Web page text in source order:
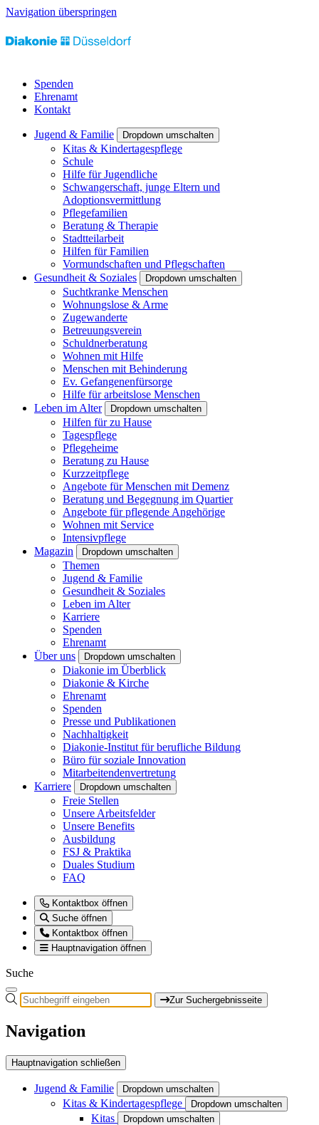
Navigation überspringen
Spenden
Ehrenamt
Kontakt
Jugend & Familie Dropdown umschalten
Kitas & Kindertagespflege
Schule
Hilfe für Jugendliche
Schwangerschaft, junge Eltern und
Adoptionsvermittlung
Pflegefamilien
Beratung & Therapie
Stadtteilarbeit
Hilfen für Familien
Vormundschaften und Pflegschaften
Gesundheit & Soziales
Dropdown umschalten
Suchtkranke Menschen
Wohnungslose & Arme
Zugewanderte
Betreuungsverein
Schuldnerberatung
Wohnen mit Hilfe
Menschen mit Behinderung
Ev. Gefangenenfürsorge
Hilfe für arbeitslose Menschen
Leben im Alter
Dropdown umschalten
Hilfen für zu Hause
Tagespflege
Pflegeheime
Beratung zu Hause
Kurzzeitpflege
Angebote für Menschen mit Demenz
Beratung und Begegnung im Quartier
Angebote für pflegende Angehörige
Wohnen mit Service
Intensivpflege
Magazin
Dropdown umschalten
Themen
Jugend & Familie
Gesundheit & Soziales
Leben im Alter
Karriere
Spenden
Ehrenamt
Über uns
Dropdown umschalten
Diakonie im Überblick
Diakonie & Kirche
Ehrenamt
Spenden
Presse und Publikationen
Nachhaltigkeit
Diakonie-Institut für berufliche Bildung
Büro für soziale Innovation
Mitarbeitendenvertretung
Karriere
Dropdown umschalten
Freie Stellen
Unsere Arbeitsfelder
Unsere Benefits
Ausbildung
FSJ & Praktika
Duales Studium
FAQ
Kontaktbox öffnen
Suche öffnen
Kontaktbox öffnen
Hauptnavigation öffnen
Suche
Zur Suchergebnisseite
Navigation
Hauptnavigation schließen
Jugend & Familie Dropdown umschalten
Kitas & Kindertagespflege Dropdown umschalten
Kitas Dropdown umschalten